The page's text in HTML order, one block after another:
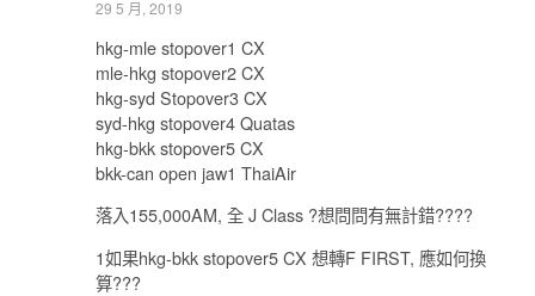
29 5 月, 2019
hkg-mle stopover1 CX
mle-hkg stopover2 CX
hkg-syd Stopover3 CX
syd-hkg stopover4 Quatas
hkg-bkk stopover5 CX
bkk-can open jaw1 ThaiAir
落入155,000AM, 全 J Class ?想問問有無計錯????
1如果hkg-bkk stopover5 CX 想轉F FIRST, 應如何換
算???